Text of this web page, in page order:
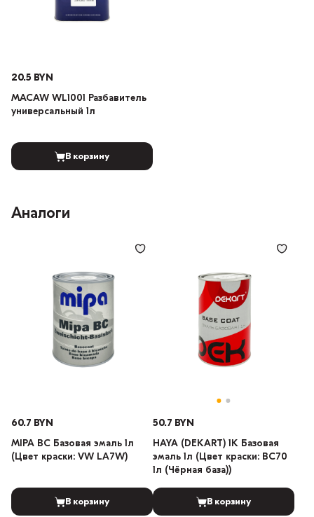
20.5 BYN
MACAW WL1001 Разбавитель
универсальный 1л
В корзину
Аналоги
60.7 BYN
MIPA BC Базовая эмаль 1л
(Цвет краски: VW LA7W)
В корзину
50.7 BYN
HAYA (DEKART) 1К Базовая
эмаль 1л (Цвет краски: BC70
1л (Чёрная база))
В корзину